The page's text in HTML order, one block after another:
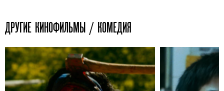
ДРУГИЕ КИНОФИЛЬМЫ / КОМЕДИЯ